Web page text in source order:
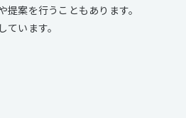
案を行うこともあります。
います。